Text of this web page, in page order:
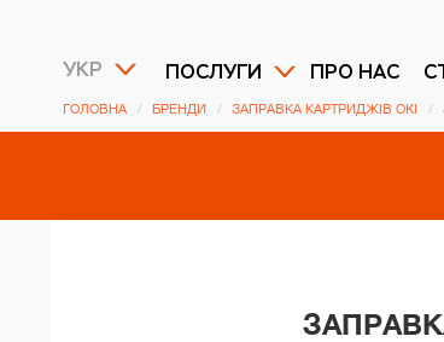
УКР ПОСЛУГИ ПРО НАС
ГОЛОВНА БРЕНДИ ЗАПРАВКА КАРТРИДЖІВ OKI